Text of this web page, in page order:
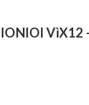
VìX12